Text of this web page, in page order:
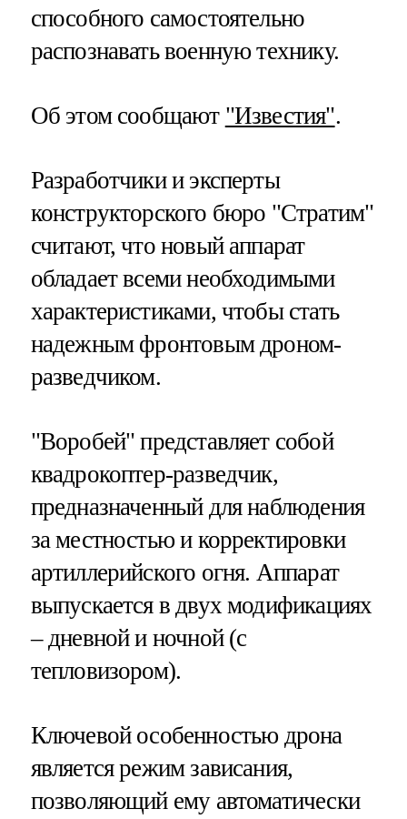
способного самостоятельно
распознавать военную технику.
Об этом сообщают "Известия".
Разработчики и эксперты
конструкторского бюро "Стратим"
считают, что новый аппарат
обладает всеми необходимыми
характеристиками, чтобы стать
надежным фронтовым дроном-
разведчиком.
"Воробей" представляет собой
квадрокоптер-разведчик,
предназначенный для наблюдения
за местностью и корректировки
артиллерийского огня. Аппарат
выпускается в двух модификациях
– дневной и ночной (с
тепловизором).
Ключевой особенностью дрона
является режим зависания,
позволяющий ему автоматически